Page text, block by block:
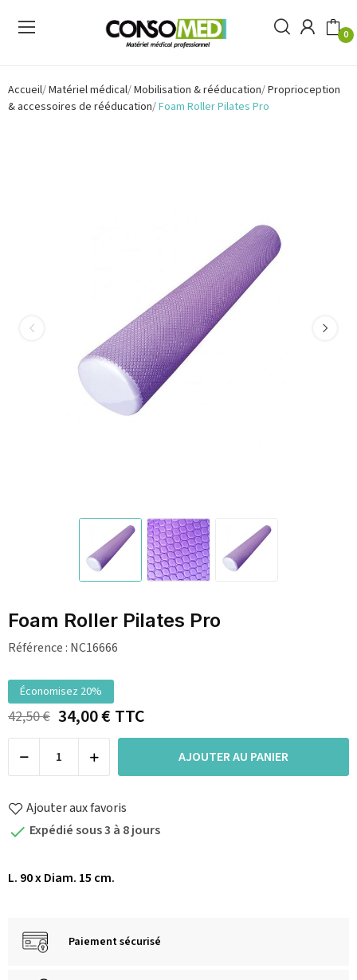
0
Accueil Matériel médical Mobilisation & rééducation Proprioception
& accessoires de rééducation Foam Roller Pilates Pro
Foam Roller Pilates Pro
Référence : NC16666
Économisez 20%
42,50 € 34,00 €TTC
AJOUTER AU PANIER
Ajouter aux favoris
 Expédié sous 3 à 8 jours
L. 90 x Diam. 15 cm.
Paiement sécurisé